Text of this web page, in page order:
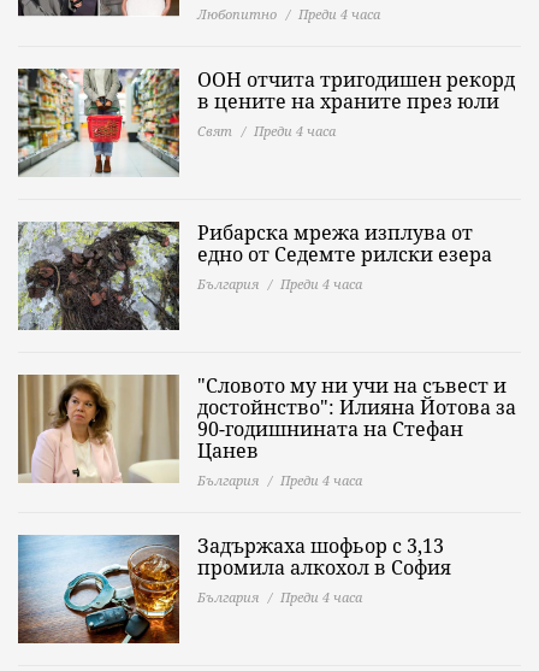
Любопитно Преди 4 часа
ООН отчита тригодишен рекорд
в цените на храните през юли
Свят Преди 4 часа
Рибарска мрежа изплува от
едно от Седемте рилски езера
България Преди 4 часа
"Словото му ни учи на съвест и
достойнство": Илияна Йотова за
90-годишнината на Стефан
Цанев
България Преди 4 часа
Задържаха шофьор с 3,13
промила алкохол в София
България Преди 4 часа